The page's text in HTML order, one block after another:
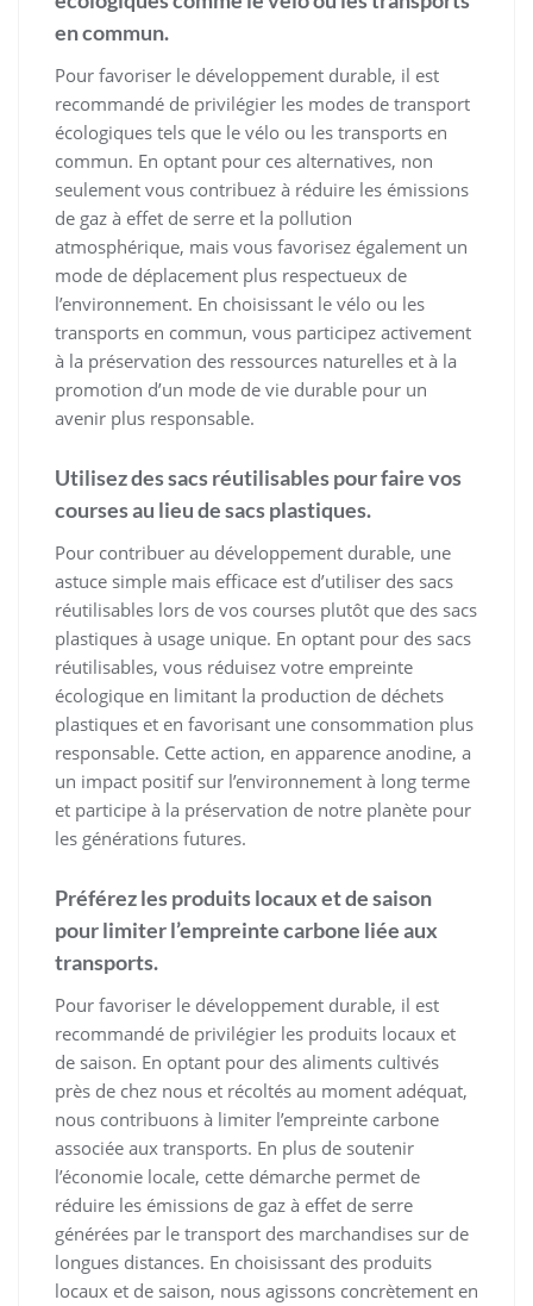
en commun.
Pour favoriser le développement durable, il est
recommandé de privilégier les modes de transport
écologiques tels que le vélo ou les transports en
commun. En optant pour ces alternatives, non
seulement vous contribuez à réduire les émissions
de gaz à effet de serre et la pollution
atmosphérique, mais vous favorisez également un
mode de déplacement plus respectueux de
l’environnement. En choisissant le vélo ou les
transports en commun, vous participez activement
à la préservation des ressources naturelles et à la
promotion d’un mode de vie durable pour un
avenir plus responsable.
Utilisez des sacs réutilisables pour faire vos
courses au lieu de sacs plastiques.
Pour contribuer au développement durable, une
astuce simple mais efficace est d’utiliser des sacs
réutilisables lors de vos courses plutôt que des sacs
plastiques à usage unique. En optant pour des sacs
réutilisables, vous réduisez votre empreinte
écologique en limitant la production de déchets
plastiques et en favorisant une consommation plus
responsable. Cette action, en apparence anodine, a
un impact positif sur l’environnement à long terme
et participe à la préservation de notre planète pour
les générations futures.
Préférez les produits locaux et de saison
pour limiter l’empreinte carbone liée aux
transports.
Pour favoriser le développement durable, il est
recommandé de privilégier les produits locaux et
de saison. En optant pour des aliments cultivés
près de chez nous et récoltés au moment adéquat,
nous contribuons à limiter l’empreinte carbone
associée aux transports. En plus de soutenir
l’économie locale, cette démarche permet de
réduire les émissions de gaz à effet de serre
générées par le transport des marchandises sur de
longues distances. En choisissant des produits
locaux et de saison, nous agissons concrètement en